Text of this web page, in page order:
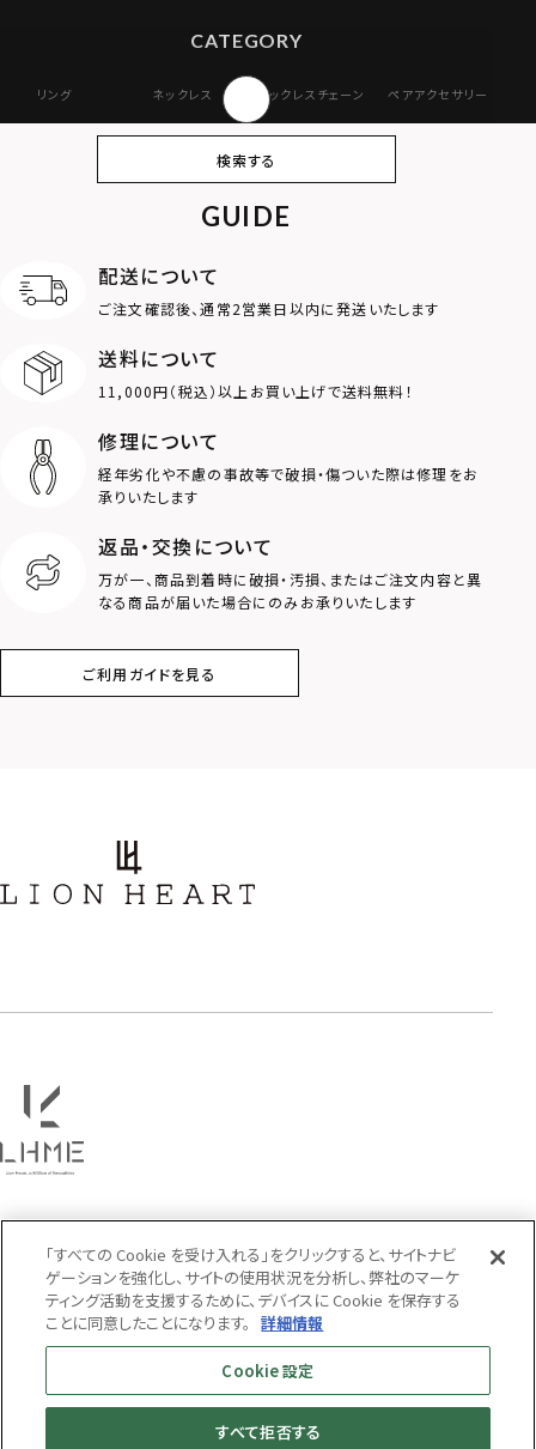
MENSWOMENS
CATEGORY
リング ネックレス ネックレスチェーン ペアアクセサリー
オンラインストア
ギフトボックス
MOTIF
ダブルリング
ロゴ
クラウン
スター
フラワー
検索する
GUIDE
配送について
ご注文確認後、通常2営業日以内に発送いたします
送料について
11,000円（税込）以上お買い上げで送料無料！
修理について
経年劣化や不慮の事故等で破損・傷ついた際は修理をお
承りいたします
返品・交換について
万が一、商品到着時に破損・汚損、またはご注文内容と異
なる商品が届いた場合にのみお承りいたします
ご利用ガイドを見る
「すべての Cookie を受け入れる」をクリックすると、サイトナビ
ゲーションを強化し、サイトの使用状況を分析し、弊社のマーケ
ティング活動を支援するために、デバイスに Cookie を保存する
ことに同意したことになります。
詳細情報
Cookie 設定
すべて拒否する